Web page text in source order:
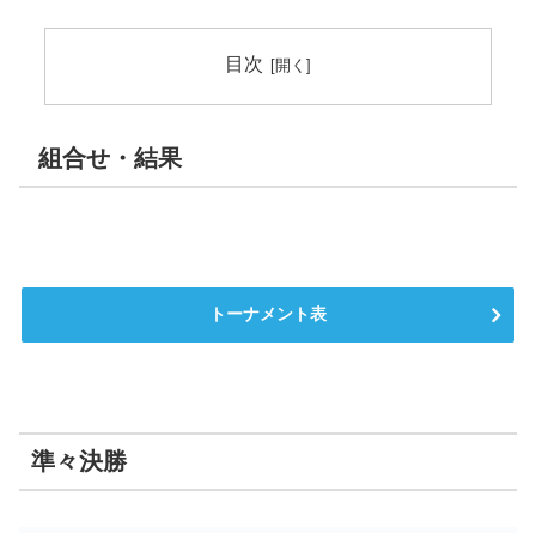
目次
組合せ・結果
トーナメント表
準々決勝